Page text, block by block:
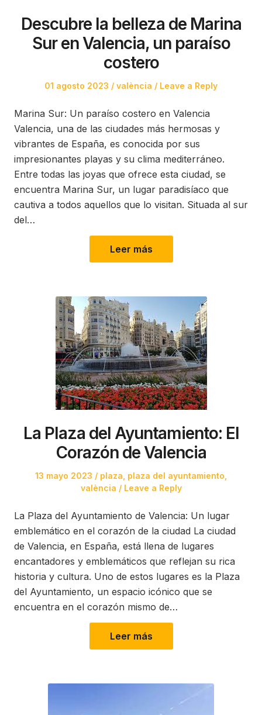
Descubre la belleza de Marina
Sur en Valencia, un paraíso
costero
Posted
01 agosto 2023
Posted
valència Leave a Reply
Marina Sur: Un paraíso costero en Valencia
Valencia, una de las ciudades más hermosas y
vibrantes de España, es conocida por sus
impresionantes playas y su clima mediterráneo.
Entre todas las joyas que ofrece esta ciudad, se
encuentra Marina Sur, un lugar paradisíaco que
cautiva a todos aquellos que lo visitan. Situada al sur
del…
Leer más
La Plaza del Ayuntamiento: El
Corazón de Valencia
Posted
13 mayo 2023
Posted
in
plaza plaza del ayuntamiento
valència
Leave a Reply
La Plaza del Ayuntamiento de Valencia: Un lugar
emblemático en el corazón de la ciudad La ciudad
de Valencia, en España, está llena de lugares
encantadores y emblemáticos que reflejan su rica
historia y cultura. Uno de estos lugares es la Plaza
del Ayuntamiento, un espacio icónico que se
encuentra en el corazón mismo de…
Leer más